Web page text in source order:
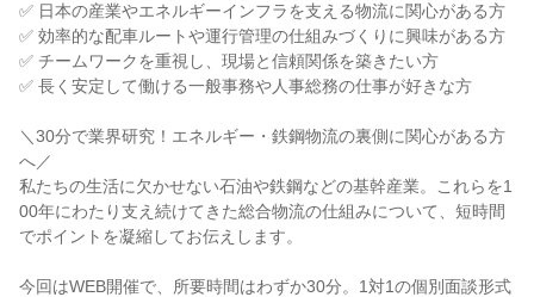
✅ 日本の産業やエネルギーインフラを支える物流に関心がある方
✅ 効率的な配車ルートや運行管理の仕組みづくりに興味がある方
✅ チームワークを重視し、現場と信頼関係を築きたい方
✅ 長く安定して働ける一般事務や人事総務の仕事が好きな方
＼30分で業界研究！エネルギー・鉄鋼物流の裏側に関心がある方
へ／
私たちの生活に欠かせない石油や鉄鋼などの基幹産業。これらを1
00年にわたり支え続けてきた総合物流の仕組みについて、短時間
でポイントを凝縮してお伝えします。
今回はWEB開催で、所要時間はわずか30分。1対1の個別面談形式